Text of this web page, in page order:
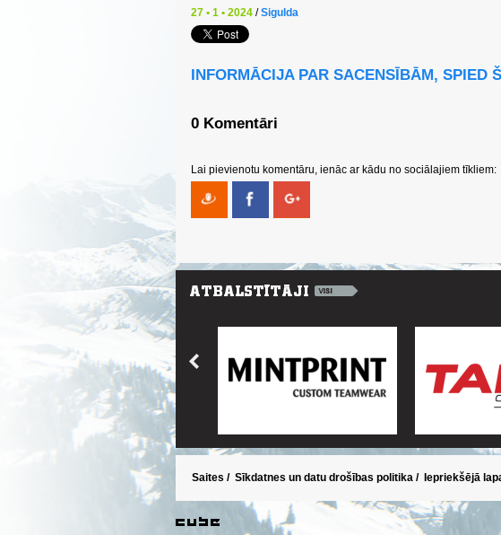
27 • 1 • 2024 /Sigulda
INFORMĀCIJA PAR SACENSĪBĀM, SPIED
0 Komentāri
Lai pievienotu komentāru, ienāc ar kādu no sociālajiem tīkliem:
Saites / Sīkdatnes un datu drošības politika / Iepriekšējā